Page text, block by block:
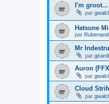
I'm groot...
par
Hatsune
par
Mr
par
Auron
par
Cloud
par